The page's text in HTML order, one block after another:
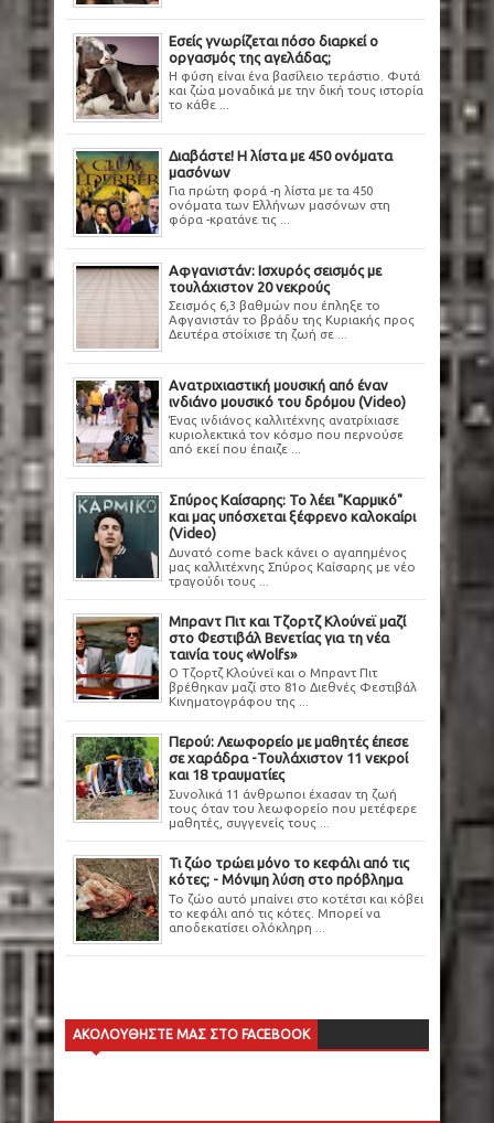
Εσείς γνωρίζεται πόσο διαρκεί ο
οργασμός της αγελάδας;
Η φύση είναι ένα βασίλειο τεράστιο. Φυτά
και ζώα μοναδικά με την δική τους ιστορία
το κάθε ...
Διαβάστε! Η λίστα με 450 ονόματα
μασόνων
Για πρώτη φορά -η λίστα με τα 450
ονόματα των Ελλήνων μασόνων στη
φόρα -κρατάνε τις ...
Αφγανιστάν: Ισχυρός σεισμός με
τουλάχιστον 20 νεκρούς
Σεισμός 6,3 βαθμών που έπληξε το
Αφγανιστάν το βράδυ της Κυριακής προς
Δευτέρα στοίχισε τη ζωή σε ...
Ανατριχιαστική μουσική από έναν
ινδιάνο μουσικό του δρόμου (Video)
Ένας ινδιάνος καλλιτέχνης ανατρίχιασε
κυριολεκτικά τον κόσμο που περνούσε
από εκεί που έπαιζε ...
Σπύρος Καίσαρης: Το λέει "Καρμικό"
και μας υπόσχεται ξέφρενο καλοκαίρι
(Video)
Δυνατό come back κάνει ο αγαπημένος
μας καλλιτέχνης Σπύρος Καίσαρης με νέο
τραγούδι τους ...
Μπραντ Πιτ και Τζορτζ Κλούνεϊ μαζί
στο Φεστιβάλ Βενετίας για τη νέα
ταινία τους «Wolfs»
Ο Τζορτζ Κλούνεϊ και ο Μπραντ Πιτ
βρέθηκαν μαζί στο 81ο Διεθνές Φεστιβάλ
Κινηματογράφου της ...
Περού: Λεωφορείο με μαθητές έπεσε
σε χαράδρα -Τουλάχιστον 11 νεκροί
και 18 τραυματίες
Συνολικά 11 άνθρωποι έχασαν τη ζωή
τους όταν του λεωφορείο που μετέφερε
μαθητές, συγγενείς τους ...
Τι ζώο τρώει μόνο το κεφάλι από τις
κότες; - Μόνιμη λύση στο πρόβλημα
Το ζώο αυτό μπαίνει στο κοτέτσι και κόβει
το κεφάλι από τις κότες. Μπορεί να
αποδεκατίσει ολόκληρη ...
ΑΚΟΛΟΥΘΗΣΤΕ ΜΑΣ ΣΤΟ FACEBOOK